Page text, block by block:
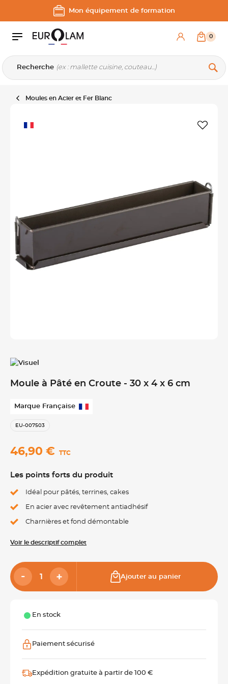
Aller au contenu
Aller à la navigation principale
Mon équipement de formation
Recherche
0
Moules en Acier et Fer Blanc
Moule à Pâté en Croute - 30 x 4 x 6 cm
Marque Française
EU-007503
46,90 € TTC
Les points forts du produit
Idéal pour pâtés, terrines, cakes
En acier avec revêtement antiadhésif
Charnières et fond démontable
Voir le descriptif complet
Ajouter au panier
En stock
Paiement sécurisé
Expédition gratuite à partir de 100 €